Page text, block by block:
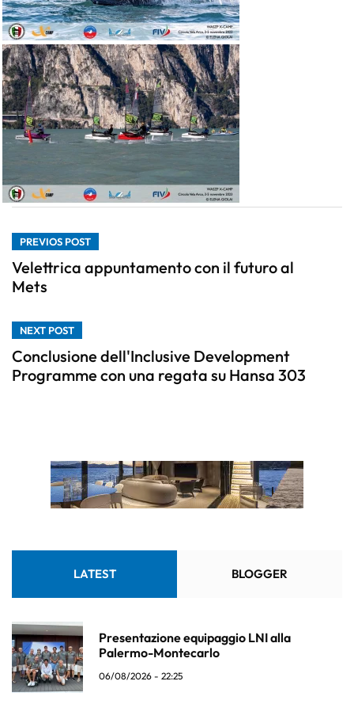
PREVIOS POST
Velettrica appuntamento con il futuro al
Mets
NEXT POST
Conclusione dell'Inclusive Development
Programme con una regata su Hansa 303
LATEST BLOGGER
Presentazione equipaggio LNI alla
Palermo-Montecarlo
06/08/2026 - 22:25